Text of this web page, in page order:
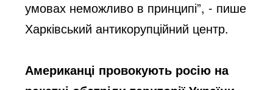
Харківський антикорупційний центр.
Американці провокують росію на